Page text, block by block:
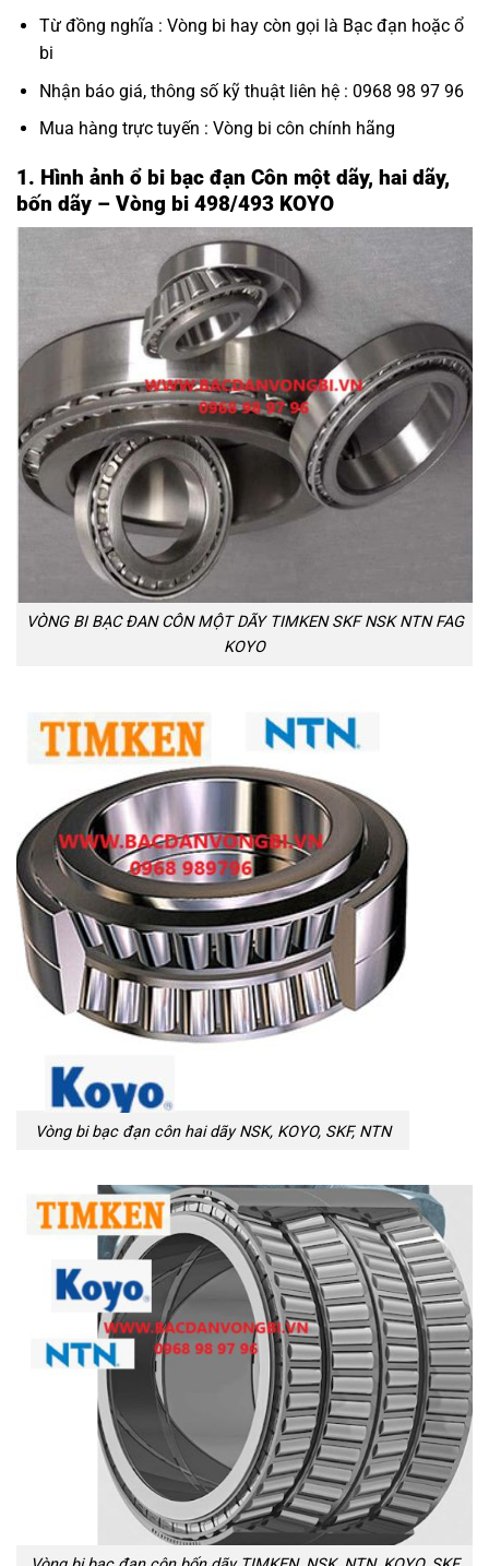
Từ đồng nghĩa : Vòng bi hay còn gọi là Bạc đạn hoặc ổ
bi
Nhận báo giá, thông số kỹ thuật liên hệ : 0968 98 97 96
Mua hàng trực tuyến : Vòng bi côn chính hãng
1. Hình ảnh ổ bi bạc đạn Côn một dãy, hai dãy,
bốn dãy – Vòng bi 498/493 KOYO
VÒNG BI BẠC ĐAN CÔN MỘT DÃY TIMKEN SKF NSK NTN FAG
KOYO
Vòng bi bạc đạn côn hai dãy NSK, KOYO, SKF, NTN